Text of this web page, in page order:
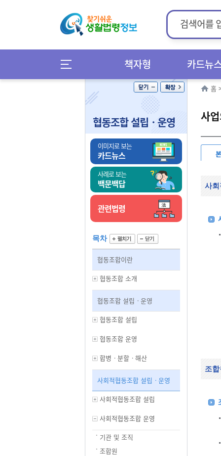
책자형 카드뉴
협동조합 설립ㆍ운영
이미지로 보는
카드뉴스
사례로 보는
백문백답
관련법령
목차
협동조합이란
협동조합 소개
협동조합 설립ㆍ운영
협동조합 설립
협동조합 운영
합병ㆍ분할ㆍ해산
사회적협동조합 설립ㆍ운영
사회적협동조합 설립
사회적협동조합 운영
기관 및 조직
조합원
홈
사
사
조